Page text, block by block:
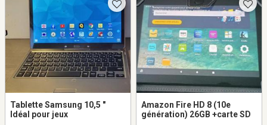
Tablette Samsung 10,5 "
Idéal pour jeux
Amazon Fire HD 8 (10e
génération) 26GB +carte SD